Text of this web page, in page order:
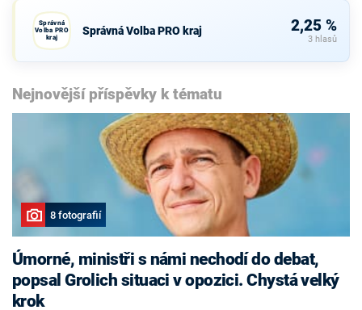
Správná
Volba PRO
kraj
Správná Volba PRO kraj 2,25 %
3 hlasů
Nejnovější příspěvky k tématu
8 fotografií
Úmorné, ministři s námi nechodí do debat,
popsal Grolich situaci v opozici. Chystá velký
krok